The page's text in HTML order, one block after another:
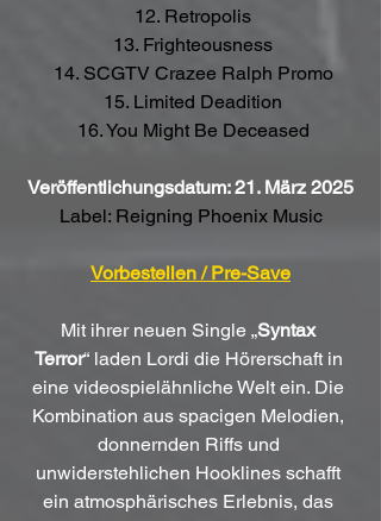
12. Retropolis
13. Frighteousness
14. SCGTV Crazee Ralph Promo
15. Limited Deadition
16. You Might Be Deceased
Veröffentlichungsdatum: 21. März 2025
Label: Reigning Phoenix Music
Vorbestellen / Pre-Save
Mit ihrer neuen Single „Syntax
Terror“ laden Lordi die Hörerschaft in
eine videospielähnliche Welt ein. Die
Kombination aus spacigen Melodien,
donnernden Riffs und
unwiderstehlichen Hooklines schafft
ein atmosphärisches Erlebnis, das